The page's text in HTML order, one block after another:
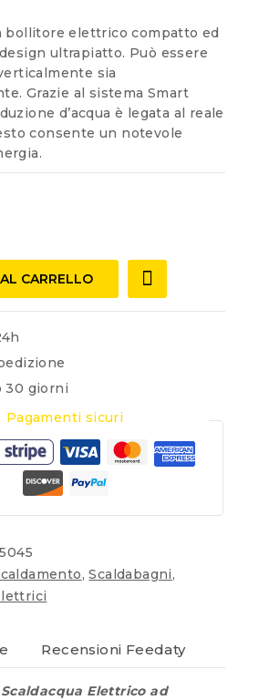
bollitore elettrico compatto ed
ultrapiatto. Può essere
sia
Grazie al sistema Smart
d’acqua è legata al reale
consente un notevole
CARRELLO
30 giorni
Pagamenti sicuri
,Scaldabagni,
Recensioni Feedaty
Elettrico ad